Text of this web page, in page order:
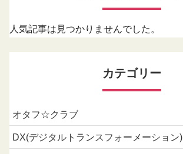
人気記事は見つかりませんでした。
カテゴリー
オタフ☆クラブ
DX(デジタルトランスフォーメーション)